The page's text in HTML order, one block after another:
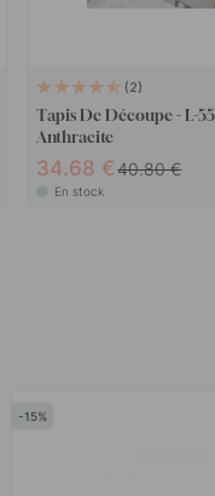
2
Tapis De Découpe - L-
Anthracite
34.68 € 40.80 €
En stock
15